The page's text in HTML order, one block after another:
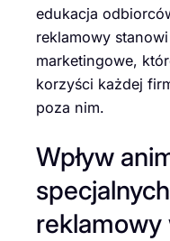
edukacja
reklamowy
marketingowe,
korzyści każdej
poza nim.
Wpływ
reklamowy